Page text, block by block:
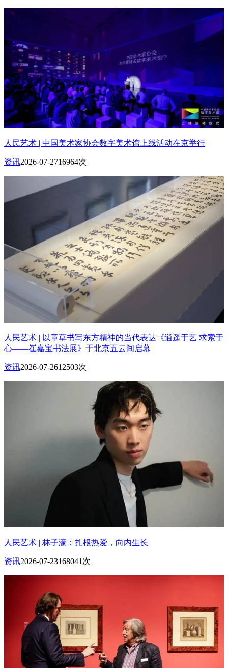
人民艺术 | 中国美术家协会数字美术馆上线活动在京举行
资讯2026-07-2716964次
人民艺术 | 以章草书写东方精神的当代表达《逍遥于艺 求索于
心——崔嘉宝书法展》于北京五云间启幕
资讯2026-07-2612503次
人民艺术 | 林子濠：扎根热爱，向内生长
资讯2026-07-23168041次